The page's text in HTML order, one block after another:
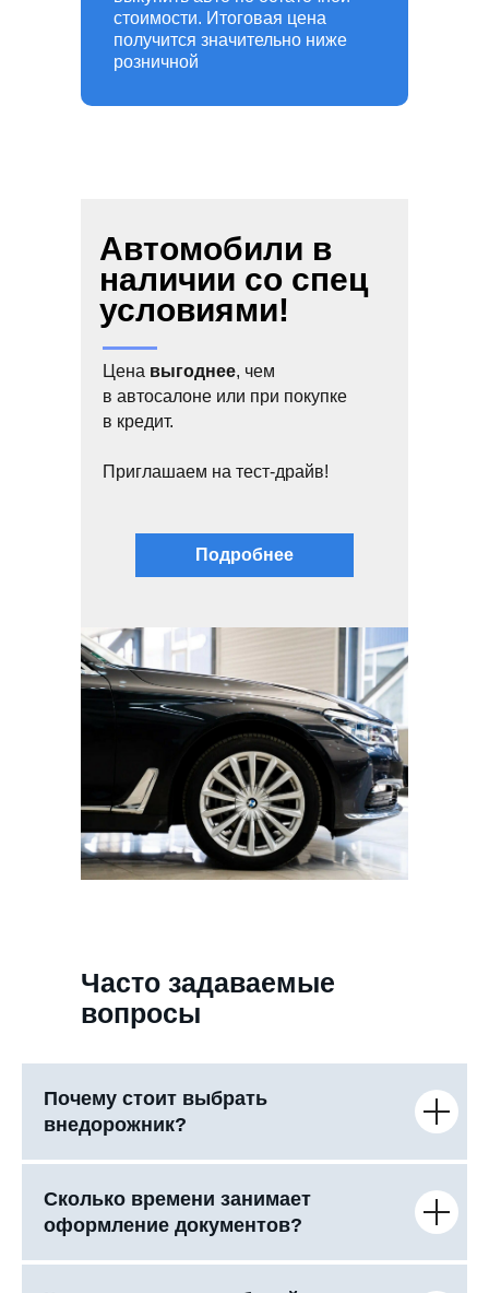
стоимости. Итоговая цена
получится значительно ниже
розничной
Автомобили в
наличии со спец
условиями!
Цена выгоднее, чем
в автосалоне или при покупке
в кредит.
Приглашаем на тест-драйв!
Подробнее
Часто задаваемые
вопросы
Почему стоит выбрать
внедорожник?
Сколько времени занимает
оформление документов?